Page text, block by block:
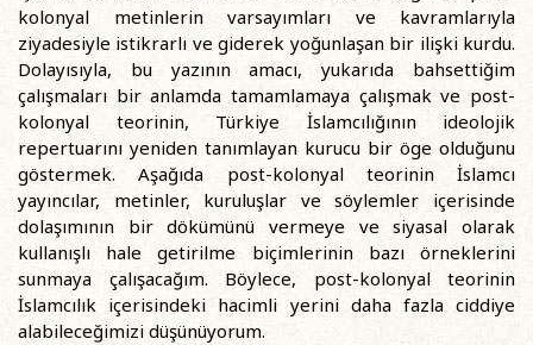
kolonyal metinlerin varsayımları ve kavramlarıyla
ziyadesiyle istikrarlı ve giderek yoğunlaşan bir ilişki kurdu.
Dolayısıyla, bu yazının amacı, yukarıda bahsettiğim
çalışmaları bir anlamda tamamlamaya çalışmak ve post-
kolonyal teorinin, Türkiye İslamcılığının ideolojik
repertuarını yeniden tanımlayan kurucu bir öge olduğunu
göstermek. Aşağıda post-kolonyal teorinin İslamcı
yayıncılar, metinler, kuruluşlar ve söylemler içerisinde
dolaşımının bir dökümünü vermeye ve siyasal olarak
kullanışlı hale getirilme biçimlerinin bazı örneklerini
sunmaya çalışacağım. Böylece, post-kolonyal teorinin
İslamcılık içerisindeki hacimli yerini daha fazla ciddiye
alabileceğimizi düşünüyorum.